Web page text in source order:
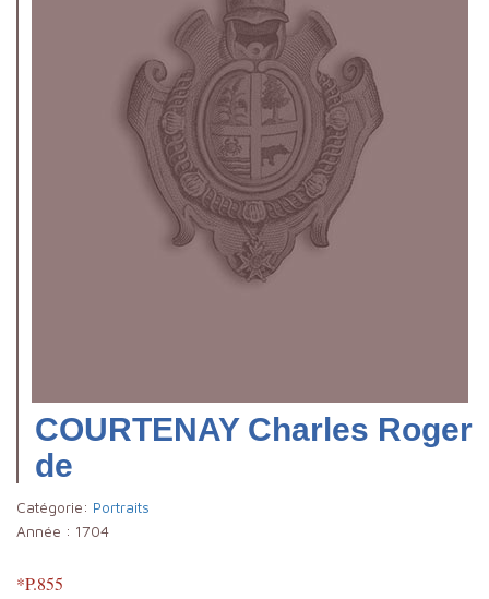
COURTENAY Charles Roger
de
Catégorie: Portraits
Année : 1704
*P.855